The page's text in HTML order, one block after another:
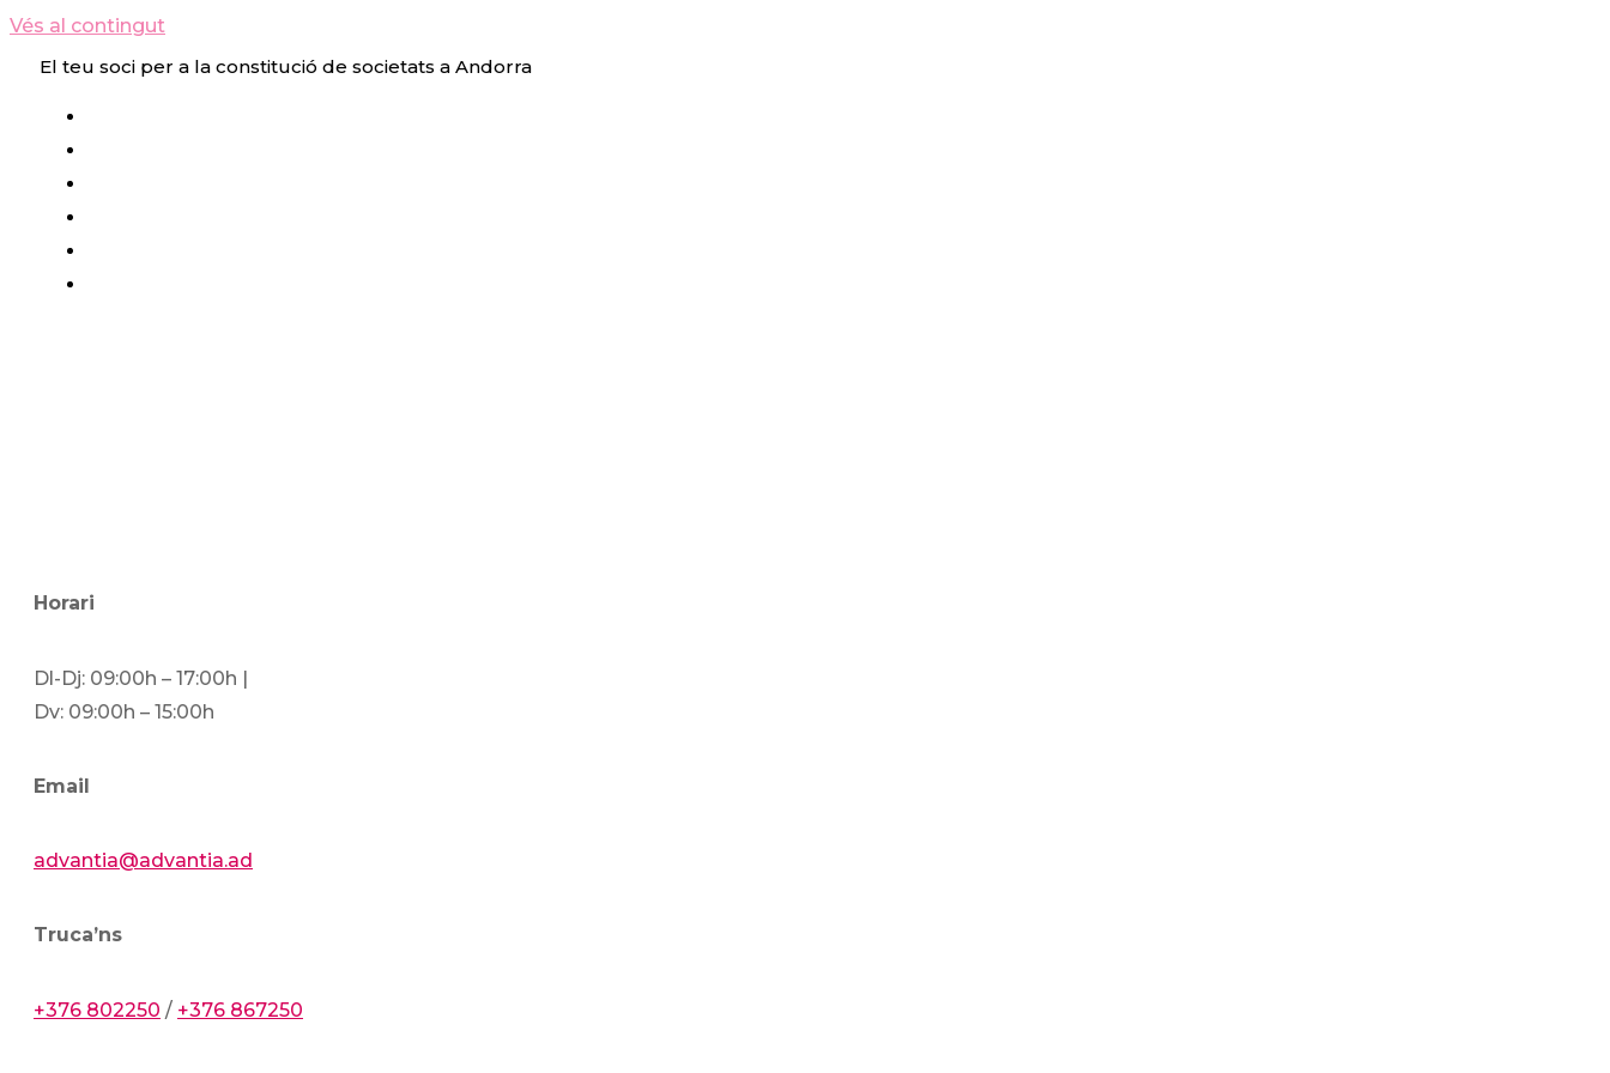
Vés al contingut
El teu soci per a la constitució de societats a Andorra
Horari
Dl-Dj: 09:00h – 17:00h |
Dv: 09:00h – 15:00h
Email
advantia@advantia.ad
Truca’ns
+376 802250 / +376 867250